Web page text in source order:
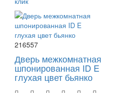
216557
Дверь межкомнатная
шпонированная ID E
глухая цвет бьянко